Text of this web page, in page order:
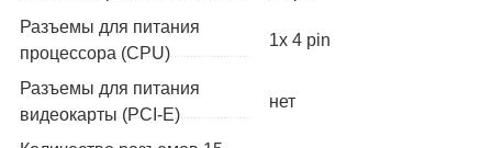
Разъемы для питания
процессора (CPU)
1x 4 pin
Разъемы для питания
видеокарты (PCI-E)
нет